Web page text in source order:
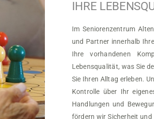
IHRE
Im Seniorenzentrum
und Partner innerhalb
Ihre vorhandenen
Lebensqualität, was Sie
Sie Ihren Alltag erleben.
Kontrolle über Ihr
Handlungen und
fördern wir Sicherheit